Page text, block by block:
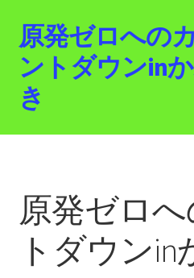
ナ
ビ
ゲ
ー
シ
キ
コ
ン
テ
ン
ツ
プ
原発ゼロへの
ントダウンin
き
ホーム
活動紹介
2012.3.11 「原発ゼロへの
原発ゼロ
トダウンin